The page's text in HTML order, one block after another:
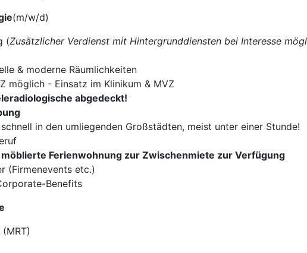
(m/w/d)
(Zusätzlicher Verdienst mit Hintergrunddiensten bei Interesse
& moderne Räumlichkeiten
möglich - Einsatz im Klinikum & MVZ
abgedeckt!
in den umliegenden Großstädten, meist unter einer Stunde!
Ferienwohnung zur Zwischenmiete zur Verfügung
(Firmenevents etc.)
Benefits